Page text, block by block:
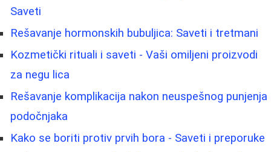
Saveti
Rešavanje hormonskih bubuljica: Saveti i tretmani
Kozmetički rituali i saveti - Vaši omiljeni proizvodi
za negu lica
Rešavanje komplikacija nakon neuspešnog punjenja
podočnjaka
Kako se boriti protiv prvih bora - Saveti i preporuke